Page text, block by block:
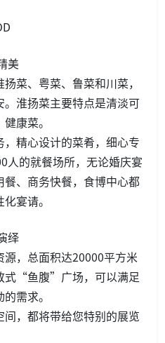
美
菜、粤菜、鲁菜和川菜，
淮扬菜主要特点是清淡可
康菜。
精心设计的菜肴，细心专
人的就餐场所，无论婚庆宴
、商务快餐，食博中心都
宴请。
绎
，总面积达20000平方米
式“鱼腹”广场，可以满足
需求。
，都将带给您特别的展览